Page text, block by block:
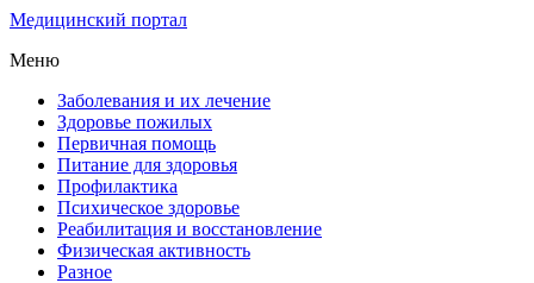
Медицинский портал
Меню
Заболевания и их лечение
Здоровье пожилых
Первичная помощь
Питание для здоровья
Профилактика
Психическое здоровье
Реабилитация и восстановление
Физическая активность
Разное